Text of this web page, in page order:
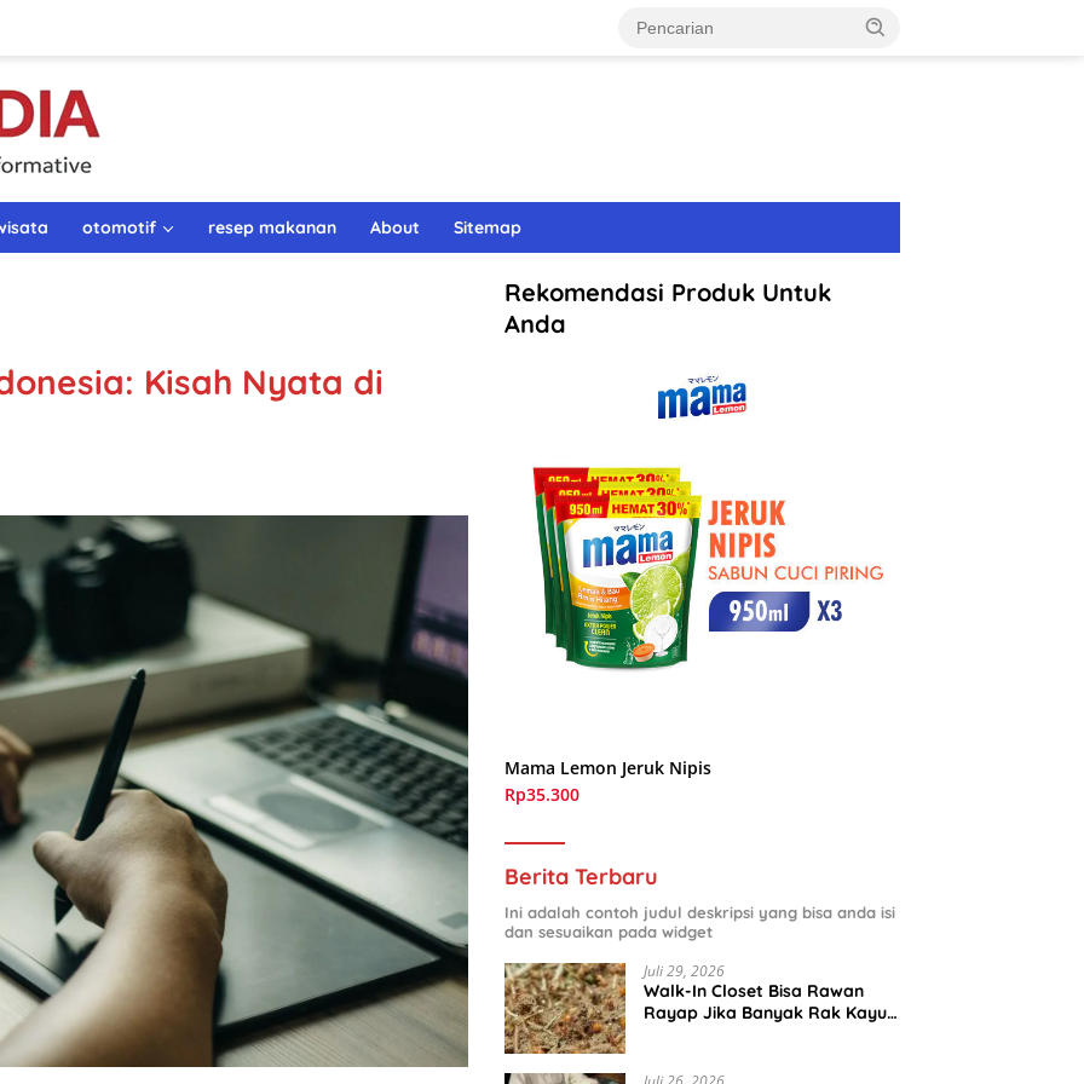
otomotif resep makanan About Sitemap
Kisah Nyata di
Rekomendasi Produk Untuk
Anda
Mama Lemon Jeruk Nipis
Rp35.300
Berita Terbaru
Ini adalah contoh judul deskripsi yang bisa anda isi
dan sesuaikan pada widget
Juli 29, 2026
Walk-In Closet Bisa Rawan
Rayap Jika Banyak Rak Kayu